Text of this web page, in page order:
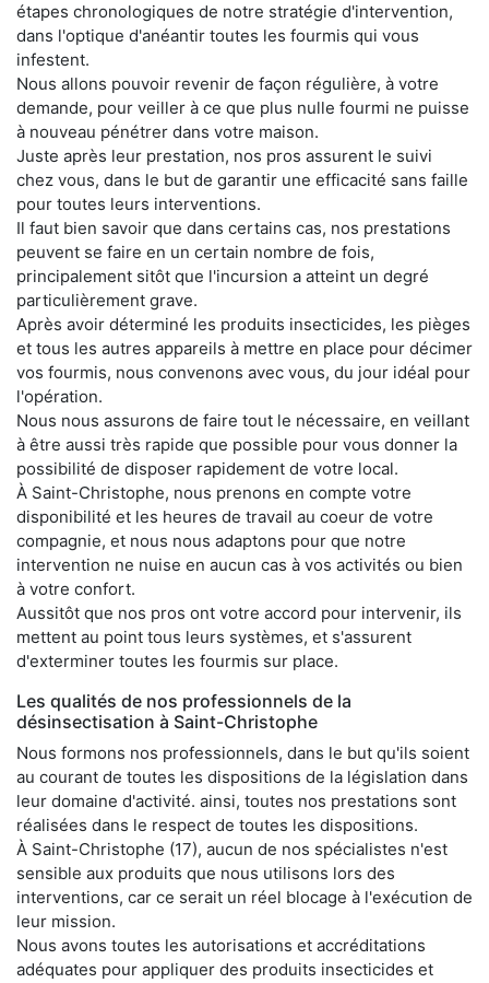
étapes chronologiques de notre stratégie d'intervention,
dans l'optique d'anéantir toutes les fourmis qui vous
infestent.
Nous allons pouvoir revenir de façon régulière, à votre
demande, pour veiller à ce que plus nulle fourmi ne puisse
à nouveau pénétrer dans votre maison.
Juste après leur prestation, nos pros assurent le suivi
chez vous, dans le but de garantir une efficacité sans faille
pour toutes leurs interventions.
Il faut bien savoir que dans certains cas, nos prestations
peuvent se faire en un certain nombre de fois,
principalement sitôt que l'incursion a atteint un degré
particulièrement grave.
Après avoir déterminé les produits insecticides, les pièges
et tous les autres appareils à mettre en place pour décimer
vos fourmis, nous convenons avec vous, du jour idéal pour
l'opération.
Nous nous assurons de faire tout le nécessaire, en veillant
à être aussi très rapide que possible pour vous donner la
possibilité de disposer rapidement de votre local.
À Saint-Christophe, nous prenons en compte votre
disponibilité et les heures de travail au coeur de votre
compagnie, et nous nous adaptons pour que notre
intervention ne nuise en aucun cas à vos activités ou bien
à votre confort.
Aussitôt que nos pros ont votre accord pour intervenir, ils
mettent au point tous leurs systèmes, et s'assurent
d'exterminer toutes les fourmis sur place.
Les qualités de nos professionnels de la
désinsectisation à Saint-Christophe
Nous formons nos professionnels, dans le but qu'ils soient
au courant de toutes les dispositions de la législation dans
leur domaine d'activité. ainsi, toutes nos prestations sont
réalisées dans le respect de toutes les dispositions.
À Saint-Christophe (17), aucun de nos spécialistes n'est
sensible aux produits que nous utilisons lors des
interventions, car ce serait un réel blocage à l'exécution de
leur mission.
Nous avons toutes les autorisations et accréditations
adéquates pour appliquer des produits insecticides et